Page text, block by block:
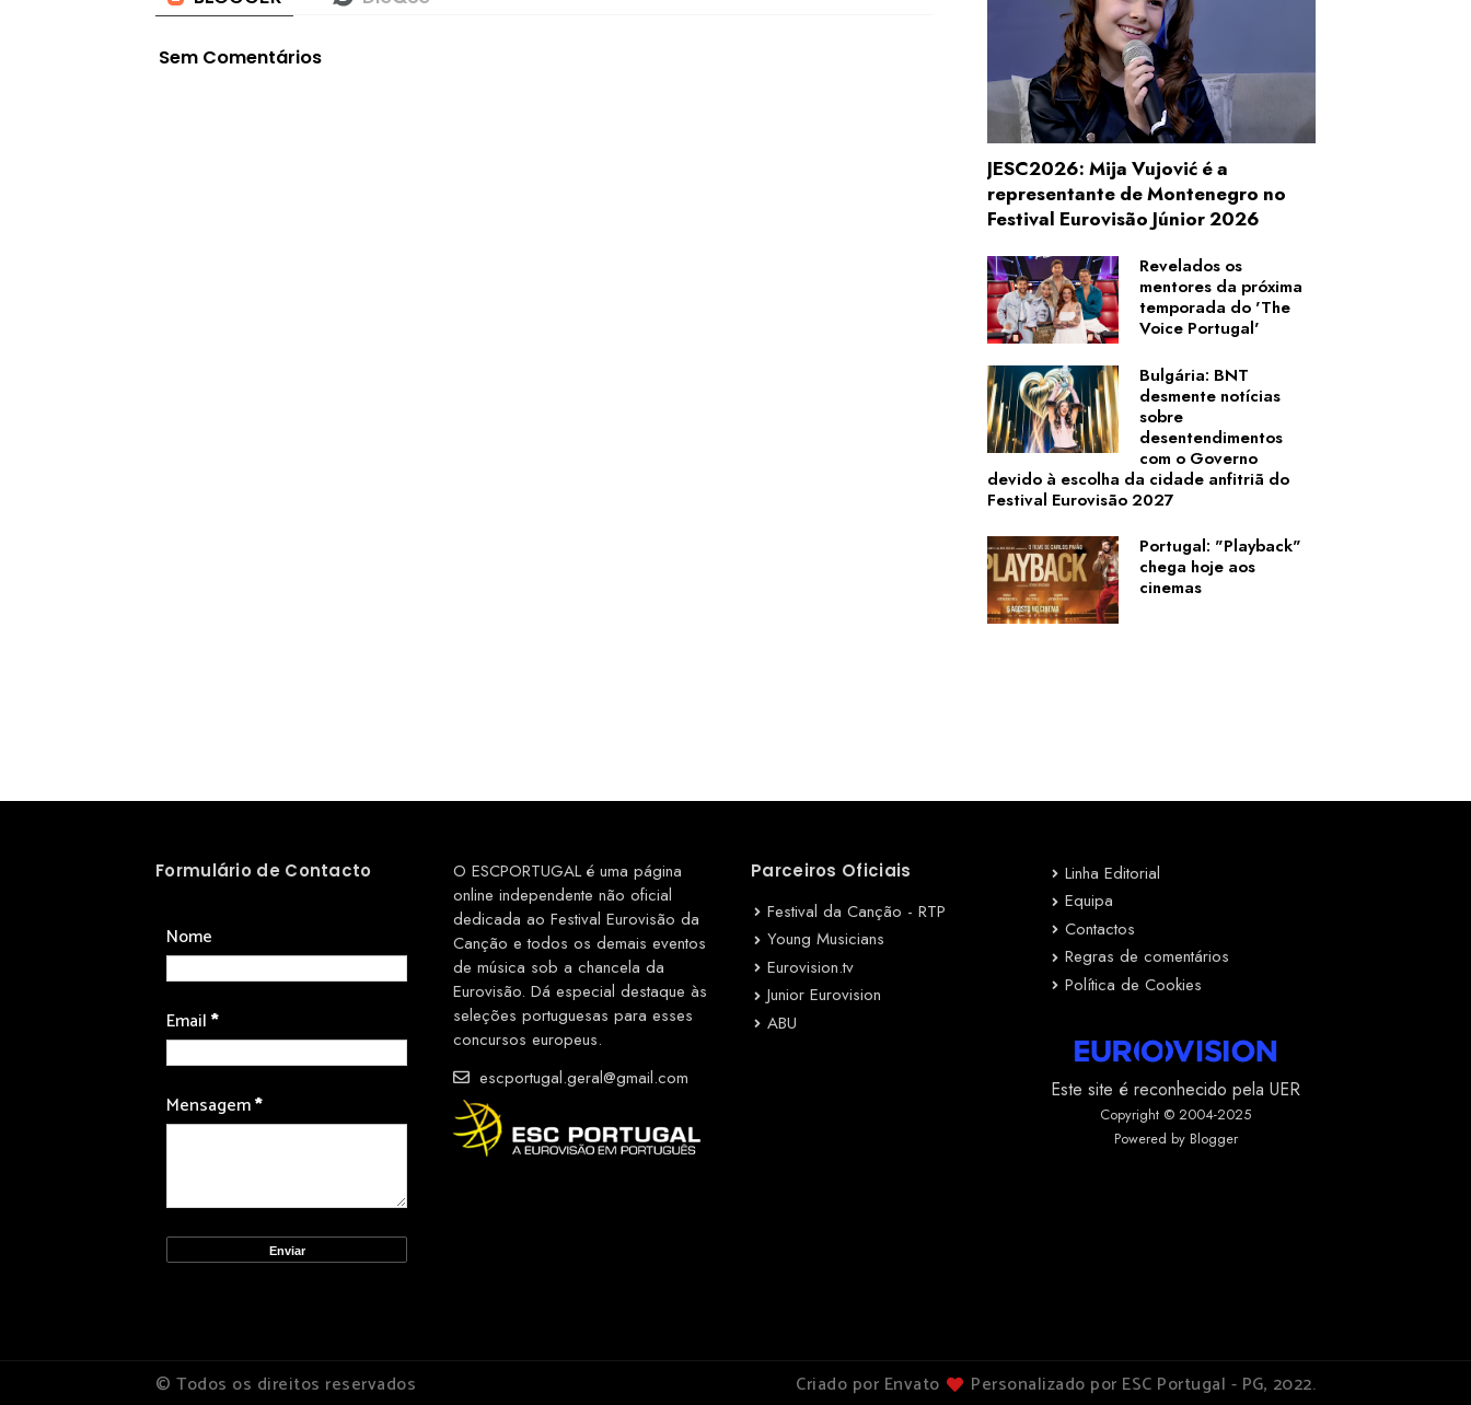
Sem Comentários
JESC2026: Mija Vujović é a
representante de Montenegro no
Festival Eurovisão Júnior 2026
Revelados os
mentores da próxima
temporada do 'The
Voice Portugal'
Bulgária: BNT
desmente notícias
sobre
desentendimentos
com o Governo
devido à escolha da cidade anfitriã do
Festival Eurovisão 2027
Portugal: "Playback"
chega hoje aos
cinemas
Formulário de Contacto
Nome
Email*
Mensagem*
O ESCPORTUGAL é uma página
online independente não oficial
dedicada ao Festival Eurovisão da
Canção e todos os demais eventos
de música sob a chancela da
Eurovisão. Dá especial destaque às
seleções portuguesas para esses
concursos europeus.
escportugal.geral@gmail.com
Parceiros Oficiais
Festival da Canção - RTP
Young Musicians
Eurovision.tv
Junior Eurovision
ABU
Linha Editorial
Equipa
Contactos
Regras de comentários
Política de Cookies
Este site é reconhecido pela UER
Copyright © 2004-2025
Powered by Blogger
© Todos os direitos reservados Criado por Envato Personalizado por ESC Portugal - PG, 2022.